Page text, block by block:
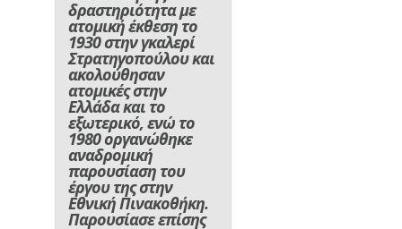
δραστηριότητα με
ατομική έκθεση το
1930 στην γκαλερί
Στρατηγοπούλου και
ακολούθησαν
ατομικές στην
Ελλάδα και το
εξωτερικό, ενώ το
1980 οργανώθηκε
αναδρομική
παρουσίαση του
έργου της στην
Εθνική Πινακοθήκη.
Παρουσίασε επίσης